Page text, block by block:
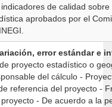
de calidad sobre
aprobados por el
error estándar e
cálculo - Proyecto estadístico o
número